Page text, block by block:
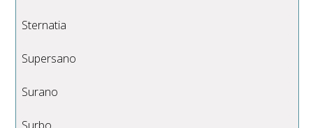
Sternatia
Supersano
Surano